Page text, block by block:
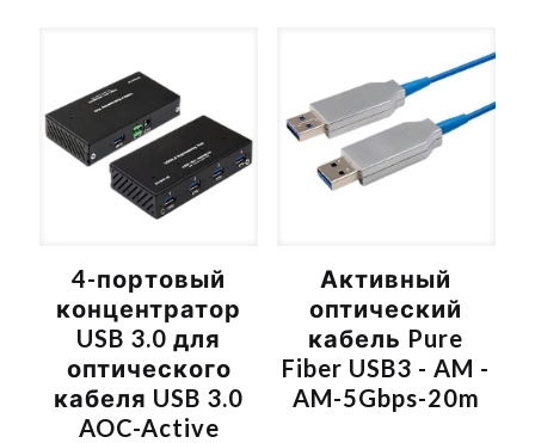
4-портовый
концентратор
USB 3.0 для
оптического
кабеля USB 3.0
AOC-Active
Активный
оптический
кабель Pure
Fiber USB3 - AM -
AM-5Gbps-20m